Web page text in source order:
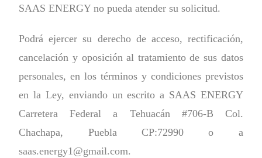
SAAS ENERGY no pueda atender su solicitud.
Podrá ejercer su derecho de acceso, rectificación,
cancelación y oposición al tratamiento de sus datos
personales, en los términos y condiciones previstos
en la Ley, enviando un escrito a SAAS ENERGY
Carretera Federal a Tehuacán #706-B Col.
Chachapa, Puebla CP:72990 o a
saas.energy1@gmail.com.